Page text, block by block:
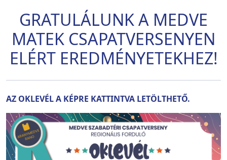
GRATULÁLUNK A MEDVE
MATEK CSAPATVERSENYEN
ELÉRT EREDMÉNYETEKHEZ!
AZ OKLEVÉL A KÉPRE KATTINTVA LETÖLTHETŐ.